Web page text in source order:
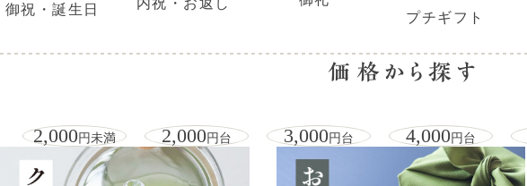
御祝・誕生日
プチギフト
価格から探す
2,000円未満 2,000円台 3,000円台 4,000円台